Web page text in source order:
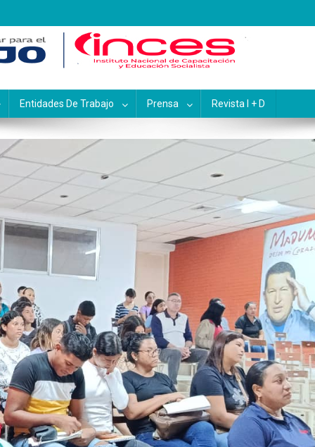
y Educación
Entidades De Trabajo Prensa Revista I + D